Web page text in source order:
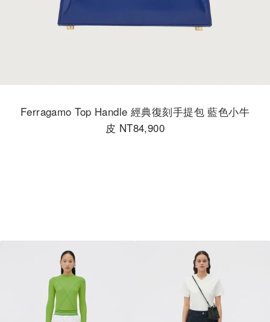
Ferragamo Top Handle 經典復刻手提包 藍色小牛
皮 NT84,900